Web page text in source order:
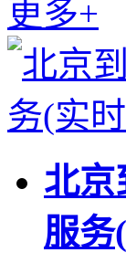
更多+
北京
服务